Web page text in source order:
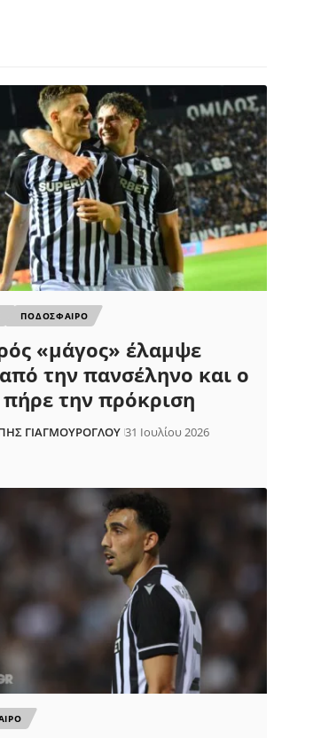
ΠΟΔΟΣΦΑΙΡΟ
«μάγος» έλαμψε
την πανσέληνο και ο
την πρόκριση
ΓΙΑΓΜΟΥΡΟΓΛΟΥ 31 Ιουλίου 2026